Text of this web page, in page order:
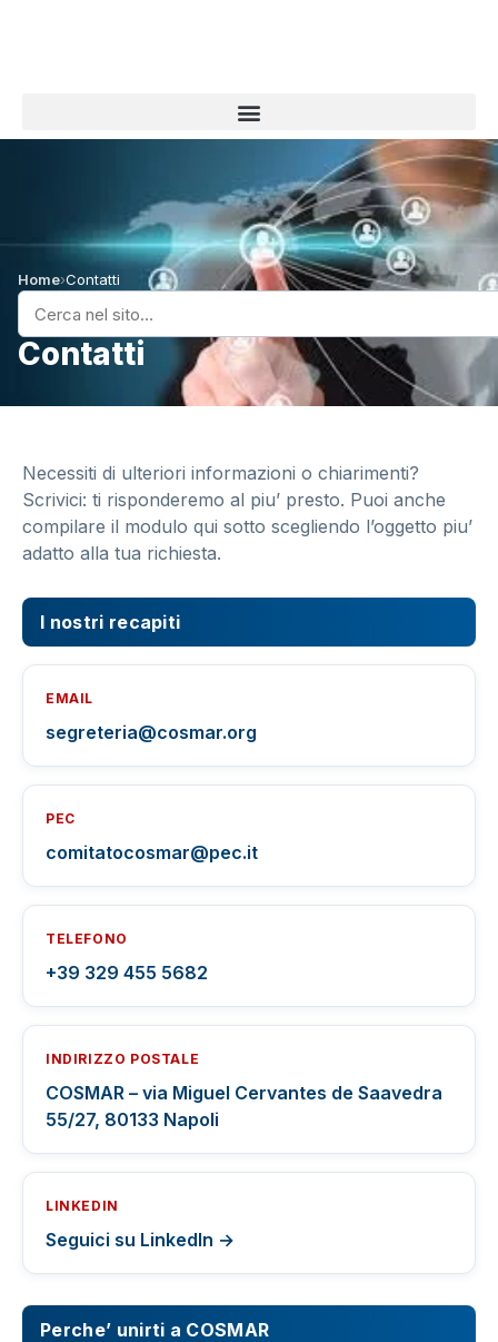
Home›Contatti
Contatti
Necessiti di ulteriori informazioni o chiarimenti?
Scrivici: ti risponderemo al piu’ presto. Puoi anche
compilare il modulo qui sotto scegliendo l’oggetto piu’
adatto alla tua richiesta.
I nostri recapiti
EMAIL
segreteria@cosmar.org
PEC
comitatocosmar@pec.it
TELEFONO
+39 329 455 5682
INDIRIZZO POSTALE
COSMAR – via Miguel Cervantes de Saavedra
55/27, 80133 Napoli
LINKEDIN
Seguici su LinkedIn →
Perche’ unirti a COSMAR